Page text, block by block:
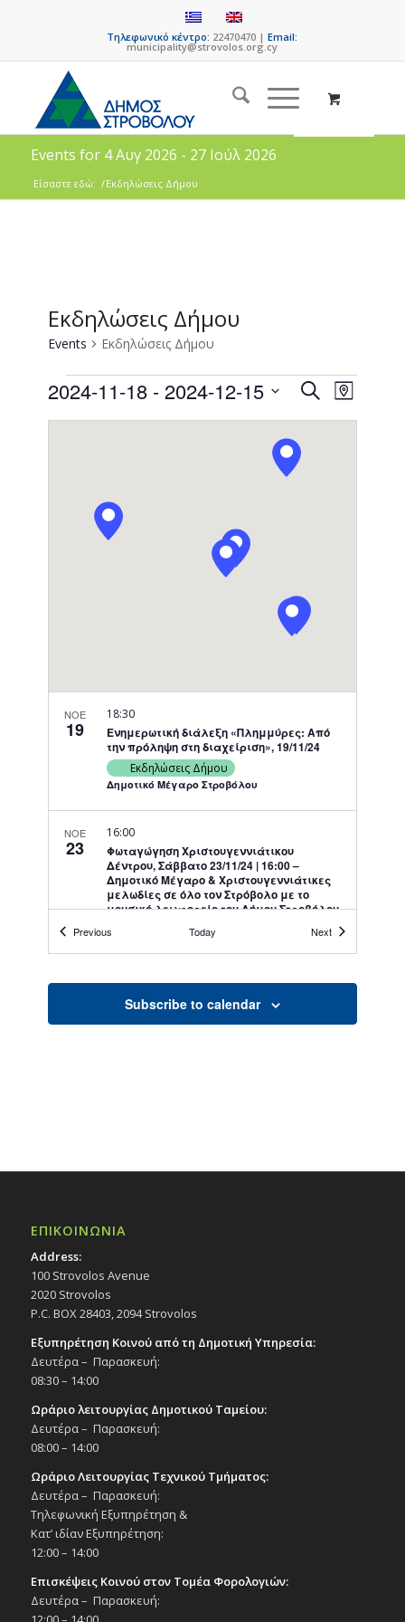
Τηλεφωνικό κέντρο: 22470470 |Email:
municipality@strovolos.org.cy
Events for 4 Αυγ 2026 - 27 Ιούλ 2026
Είσαστε εδώ: /Εκδηλώσεις Δήμου
Εκδηλώσεις Δήμου
Events Εκδηλώσεις Δήμου
Events
Search
and
Views
SearchEvent
Views
Map
2024-11-18 - 2024-12-15
ΝΟΕ
19
Ενημερωτική διάλεξη «Πλημμύρες: Από
την πρόληψη στη διαχείριση», 19/11/24
18:30
Εκδηλώσεις Δήμου
Δημοτικό Μέγαρο Στροβόλου
ΝΟΕ
23
Φωταγώγηση Χριστουγεννιάτικου
Δέντρου, Σάββατο 23/11/24 | 16:00 –
Δημοτικό Μέγαρο & Χριστουγεννιάτικες
μελωδίες σε όλο τον Στρόβολο με το
μουσικό λεωφορείο του Δήμου Στροβόλου
16:00
Εκδηλώσεις Δήμου
Συναυλία «Φωνές της Κατεχόμενης
Κύπρου: Αφιέρωμα στα 50 χρόνια
«Ταξιδεύοντας στις Μικρασιατικές
ΝΟΕ
27
«Ήντα τζαιρούς εζήσαμε» –
Μουσικοχορευτική παράσταση με τον
Λαογραφικό – Χορευτικό Όμιλο Δήμου
Στροβόλου, 27/11/24
20:00
Εκδηλώσεις Δήμου
ΔΕΚ
6
Μπάντας Δήμου Στροβόλου-Ευρωπαϊκού
Πανεπιστημίου Κύπρου & Συνδέσμου
Ωδείων, 6/12/24
20:00
Εκδηλώσεις Δήμου
Δημοτικό Θέατρο Στροβόλου
ΔΕΚ
8
Παίζουμε για την Αγάπη, Αγωνιζόμαστε
10:30
Previous Today NextEvents
Subscribe to calendar
ΕΠΙΚΟΙΝΩΝΙΑ
Address:
100 Strovolos Avenue
2020 Strovolos
P.C. BOX 28403, 2094 Strovolos
Εξυπηρέτηση Κοινού από τη Δημοτική Υπηρεσία:
Δευτέρα – Παρασκευή:
08:30 – 14:00
Ωράριο λειτουργίας Δημοτικού Ταμείου:
Δευτέρα – Παρασκευή:
08:00 – 14:00
Ωράριο Λειτουργίας Τεχνικού Τμήματος:
Δευτέρα – Παρασκευή:
Τηλεφωνική Εξυπηρέτηση &
Κατ’ ιδίαν Εξυπηρέτηση:
12:00 – 14:00
Επισκέψεις Κοινού στον Τομέα Φορολογιών:
Δευτέρα – Παρασκευή: